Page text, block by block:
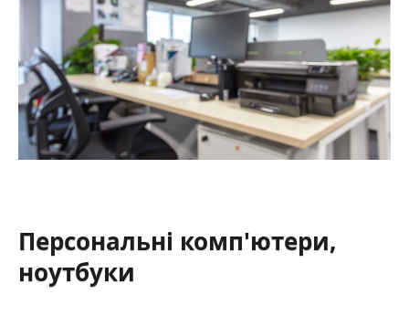
Персональні комп'ютери,
ноутбуки